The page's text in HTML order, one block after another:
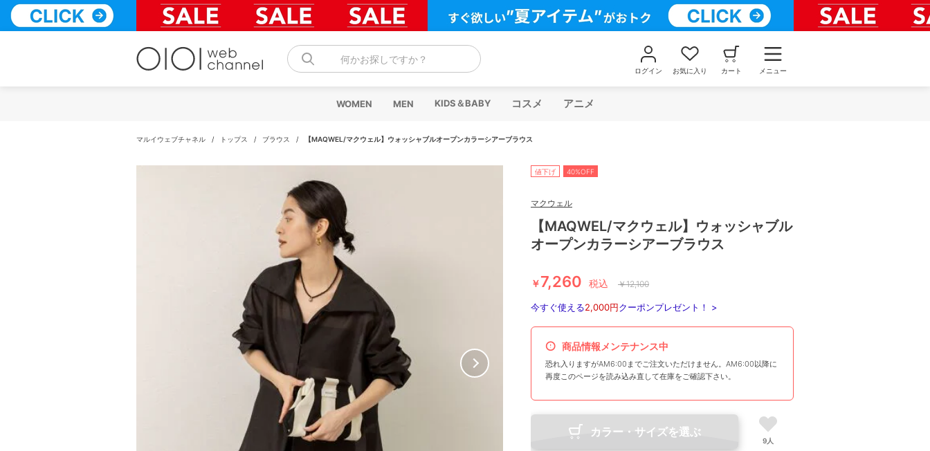
テ
何かお探しですか？
ログイン お気に入り カート メニュー
WOMEN MEN KIDS＆BABY コスメ アニメ
マルイウェブチャネル / トップス / ブラウス / 【MAQWEL/マクウェル】ウォッシャブルオープンカラーシアーブラウス
値下げ 40%OFF
マクウェル
【MAQWEL/マクウェル】ウォッシャブル
オープンカラーシアーブラウス
￥7,260 税込 ￥12,100
今すぐ使える2,000円クーポンプレゼント！ >
商品情報メンテナンス中
恐れ入りますがAM6:00までご注文いただけません。AM6:00以降に
再度このページを読み込み直して在庫をご確認下さい。
カラー・サイズを選ぶ
9人